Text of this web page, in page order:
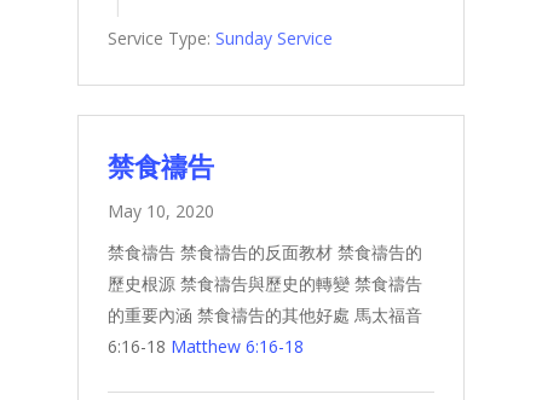
Service Type: Sunday Service
禁食禱告
May 10, 2020
禁食禱告 禁食禱告的反面教材 禁食禱告的
歷史根源 禁食禱告與歷史的轉變 禁食禱告
的重要內涵 禁食禱告的其他好處 馬太福音
6:16-18 Matthew 6:16-18